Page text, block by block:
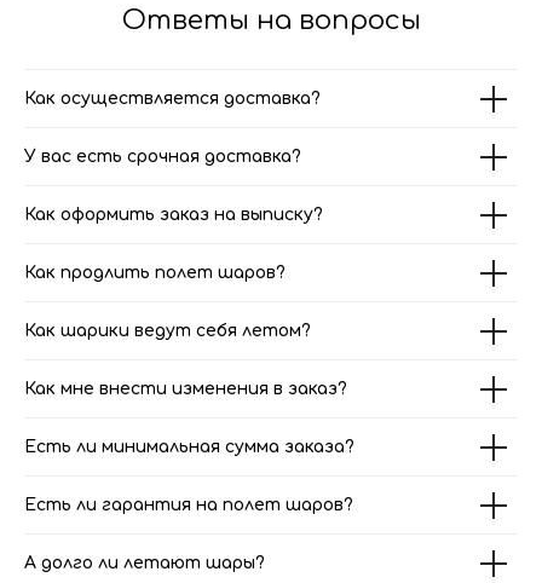
Ответы на вопросы
Как осуществляется доставка?
У вас есть срочная доставка?
Как оформить заказ на выписку?
Как продлить полет шаров?
Как шарики ведут себя летом?
Как мне внести изменения в заказ?
Есть ли минимальная сумма заказа?
Есть ли гарантия на полет шаров?
А долго ли летают шары?